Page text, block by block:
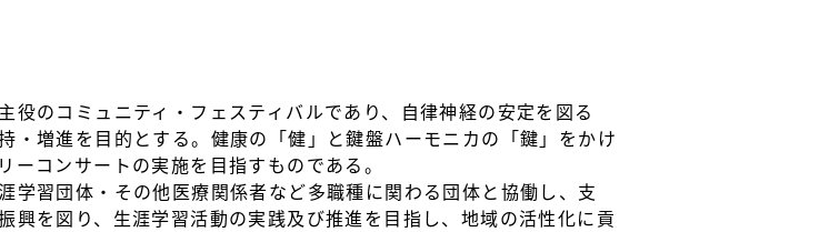
のコミュニティ・フェスティバルであり、自律神経の安定を図る
・増進を目的とする。健康の「健」と鍵盤ハーモニカの「鍵」をかけ
コンサートの実施を目指すものである。
学習団体・その他医療関係者など多職種に関わる団体と協働し、支
興を図り、生涯学習活動の実践及び推進を目指し、地域の活性化に貢